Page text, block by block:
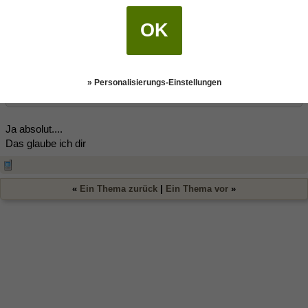
gearbeitet und auch viel mit Kundenbeschwerden zu tun gehabt.
Da habe ich das z.B. auch stark gespürt, wie das Fehlen der
Bereitschaft zum Konsens mich im Nachhinein richtig fertig
machen kann, wo andere Charaktere das besser beherrschen,
Bei der Gelegenheit eben festgestellt, dass dieser Arbeitsbereich
Ja absolut....
Das glaube ich dir
« Ein Thema zurück | Ein Thema vor »
OK
» Personalisierungs-Einstellungen